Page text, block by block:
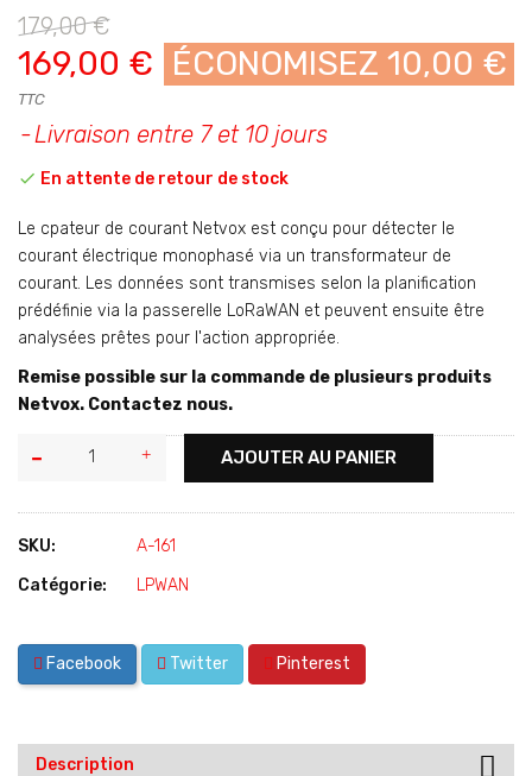
179,00 €
169,00 € ÉCONOMISEZ 10,00 €
TTC
Livraison entre 7 et 10 jours
 En attente de retour de stock
Le cpateur de courant Netvox est conçu pour détecter le
courant électrique monophasé via un transformateur de
courant. Les données sont transmises selon la planification
prédéfinie via la passerelle LoRaWAN et peuvent ensuite être
analysées prêtes pour l'action appropriée.
Remise possible sur la commande de plusieurs produits
Netvox. Contactez nous.
AJOUTER AU PANIER
SKU:
A-161
Catégorie:
LPWAN
Facebook Twitter Pinterest
Description